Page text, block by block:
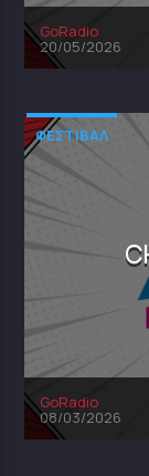
GoRadio
20/05/2026
ΦΕΣΤΙΒΑΛ
GoRadio
08/03/2026